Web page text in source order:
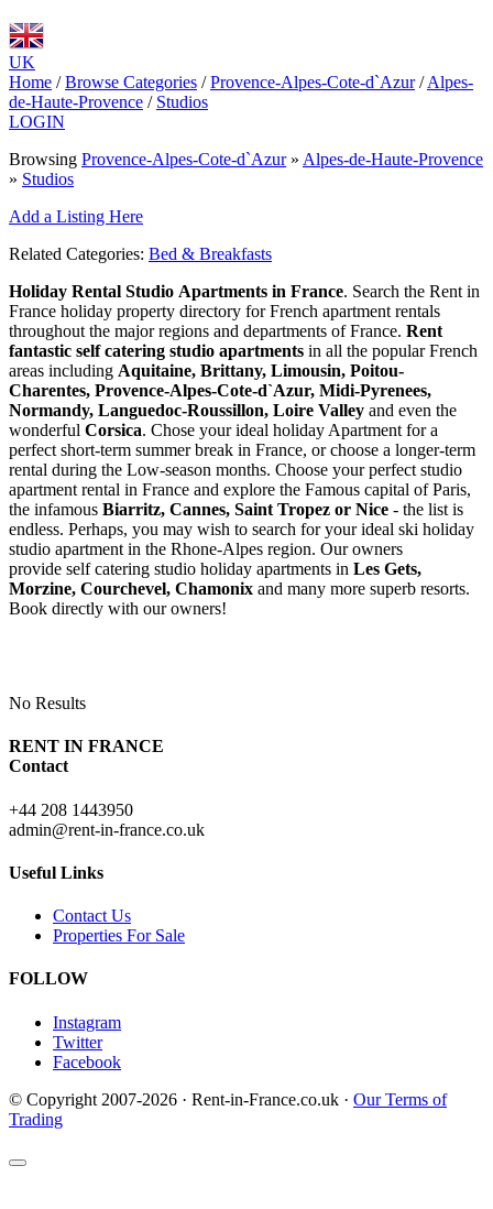
UK
Home / Browse Categories / Provence-Alpes-Cote-d`Azur / Alpes-
de-Haute-Provence / Studios
LOGIN
Browsing Provence-Alpes-Cote-d`Azur» Alpes-de-Haute-Provence
» Studios
Add a Listing Here
Related Categories: Bed & Breakfasts
Holiday Rental Studio Apartments in France. Search the Rent in
France holiday property directory for French apartment rentals
throughout the major regions and departments of France. Rent
fantastic self catering studio apartments in all the popular French
areas including Aquitaine, Brittany, Limousin, Poitou-
Charentes, Provence-Alpes-Cote-d`Azur, Midi-Pyrenees,
Normandy, Languedoc-Roussillon, Loire Valley and even the
wonderful Corsica. Chose your ideal holiday Apartment for a
perfect short-term summer break in France, or choose a longer-term
rental during the Low-season months. Choose your perfect studio
apartment rental in France and explore the Famous capital of Paris,
the infamous Biarritz, Cannes, Saint Tropez or Nice - the list is
endless. Perhaps, you may wish to search for your ideal ski holiday
studio apartment in the Rhone-Alpes region. Our owners
provide self catering studio holiday apartments in Les Gets,
Morzine, Courchevel, Chamonix and many more superb resorts.
Book directly with our owners!
No Results
RENT IN FRANCE
Contact
+44 208 1443950
admin@rent-in-france.co.uk
Useful Links
Contact Us
Properties For Sale
FOLLOW
Instagram
Twitter
Facebook
© Copyright 2007-2026 · Rent-in-France.co.uk · Our Terms of
Trading